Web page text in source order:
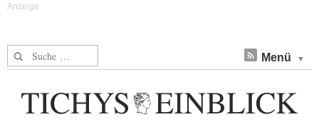
Suche nach: Menü